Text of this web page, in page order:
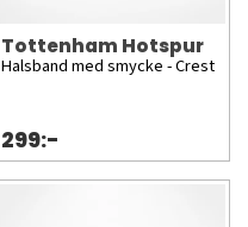
Tottenham Hotspur
Halsband med smycke - Crest
299:-